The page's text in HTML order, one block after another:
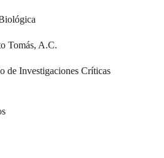
Tomás, A.C.
de Investigaciones Críticas